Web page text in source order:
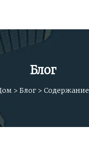
Блог
> Блог> Содержание